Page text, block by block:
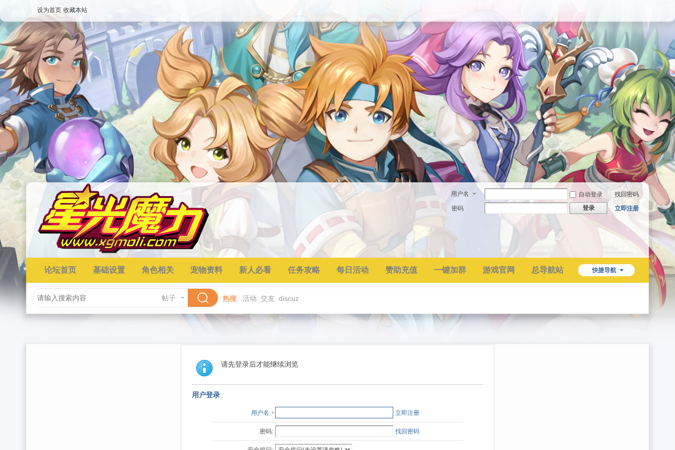
设为首页 收藏本站
用户名 自动登录
找回密码
密码
登录 立即注册
快捷导航
论坛首页 基础设置 角色相关 宠物资料 新人必看 任务攻略 每日活动 赞助充值 一键加群 游戏官网 总导航站
帖子 热搜: 活动 交友 discuz
请先登录后才能继续浏览
用户登录
用户名 立即注册
密码: 找回密码